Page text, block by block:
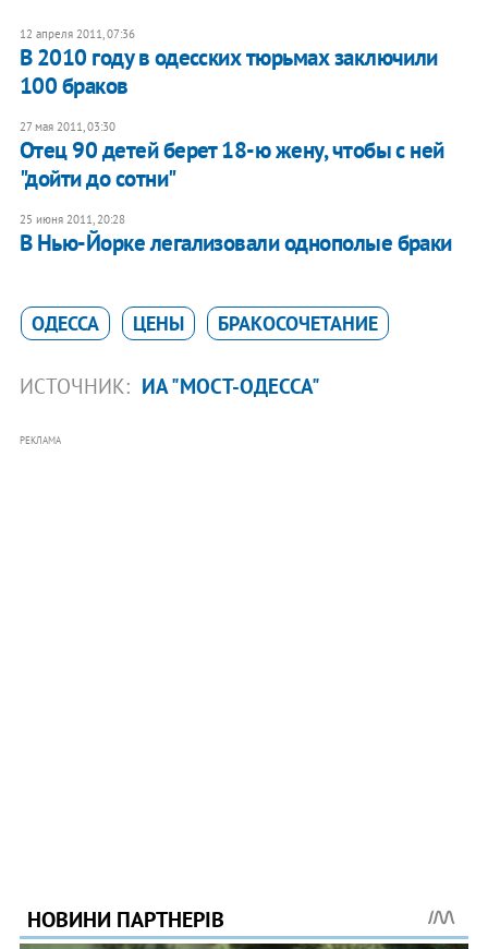
12 апреля 2011, 07:36
В 2010 году в одесских тюрьмах заключили
100 браков
27 мая 2011, 03:30
Отец 90 детей берет 18-ю жену, чтобы с ней
"дойти до сотни"
25 июня 2011, 20:28
В Нью-Йорке легализовали однополые браки
ОДЕССА ЦЕНЫ БРАКОСОЧЕТАНИЕ
ИСТОЧНИК: ИА "МОСТ-ОДЕССА"
РЕКЛАМА